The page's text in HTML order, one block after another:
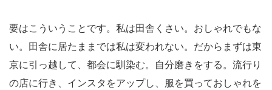
要はこういうことです。私は田舎くさい。おしゃれでもな
い。田舎に居たままでは私は変われない。だからまずは東
京に引っ越して、都会に馴染む。自分磨きをする。流行り
の店に行き、インスタをアップし、服を買っておしゃれを